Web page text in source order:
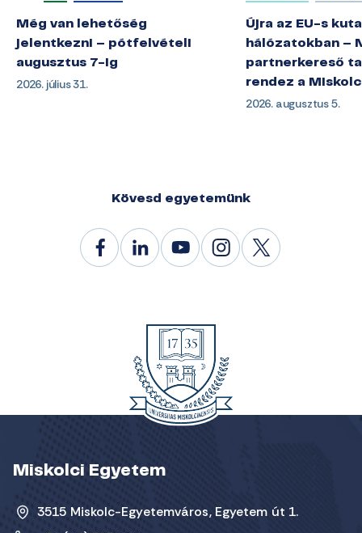
Még van lehetőség
jelentkezni – pótfelvételi
augusztus 7-ig
2026. július 31.
Újra az EU-s
hálózatokban –
partnerkereső
rendez a
2026. augusztus 5.
Kövesd egyetemünk
Miskolci Egyetem
3515 Miskolc-Egyetemváros, Egyetem út 1.